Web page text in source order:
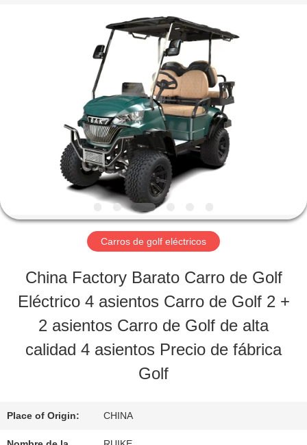
PRODUCTOS
LOS
SOBRE
NOSOTROS
LA
Carros de golf eléctricos
China Factory Barato Carro de Golf
Eléctrico 4 asientos Carro de Golf 2 +
2 asientos Carro de Golf de alta
calidad 4 asientos Precio de fábrica
Golf
Place of Origin: CHINA